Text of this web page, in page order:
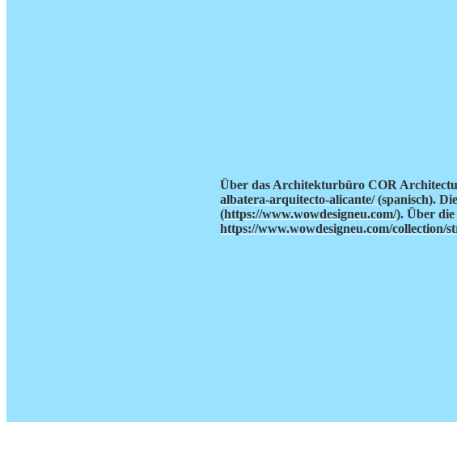
Über das Architekturbüro COR
albatera-arquitecto-alicante/(spanisch).
(https://www.wowdesigneu.com/). Über
https://www.wowdesigneu.com/collection/